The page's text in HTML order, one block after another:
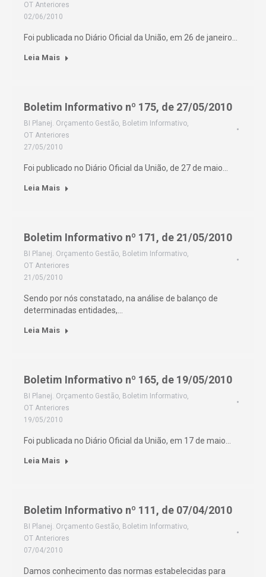
OT Anteriores
02/06/2010
Foi publicada no Diário Oficial da União, em 26 de janeiro…
Leia Mais
Boletim Informativo nº 175, de 27/05/2010
BI Planej. Orçamento Gestão, Boletim Informativo,
OT Anteriores
27/05/2010
Foi publicado no Diário Oficial da União, de 27 de maio…
Leia Mais
Boletim Informativo nº 171, de 21/05/2010
BI Planej. Orçamento Gestão, Boletim Informativo,
OT Anteriores
21/05/2010
Sendo por nós constatado, na análise de balanço de
determinadas entidades,…
Leia Mais
Boletim Informativo nº 165, de 19/05/2010
BI Planej. Orçamento Gestão, Boletim Informativo,
OT Anteriores
19/05/2010
Foi publicada no Diário Oficial da União, em 17 de maio…
Leia Mais
Boletim Informativo nº 111, de 07/04/2010
BI Planej. Orçamento Gestão, Boletim Informativo,
OT Anteriores
07/04/2010
Damos conhecimento das normas estabelecidas para